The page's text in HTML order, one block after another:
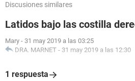
Discusiones similares
Latidos bajo las costilla
Mary - 31 may 2019 a las 03:25
DRA. MARNET - 31 may 2019 a las 12:30
1 respuesta